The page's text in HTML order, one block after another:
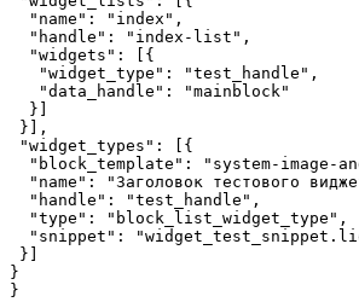
"name": "index",
"handle": "index-list",
"widgets": [{
"widget_type": "test_handle",
"data_handle": "mainblock"
}]
}],
"widget_types": [{
"block_template": "system-image-
"name": "Заголовок тестового
"handle": "test_handle",
"type": "block_list_widget_type",
"snippet":
}]
}
}